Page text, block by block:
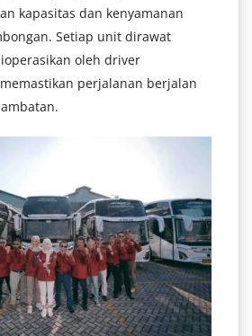
kapasitas dan kenyamanan
Setiap unit dirawat
oleh driver
perjalanan berjalan